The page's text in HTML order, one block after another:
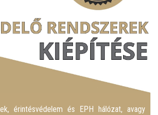
érintésvédelem és EPH hálózat, avagy